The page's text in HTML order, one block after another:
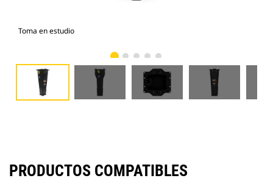
Toma en estudio
PRODUCTOS COMPATIBLES